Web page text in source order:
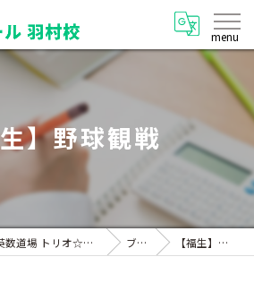
】野球観戦
青梅から通える塾「英数道場 トリオ☆ゼミナール 羽村校」 ブログ 【福生】野球観戦